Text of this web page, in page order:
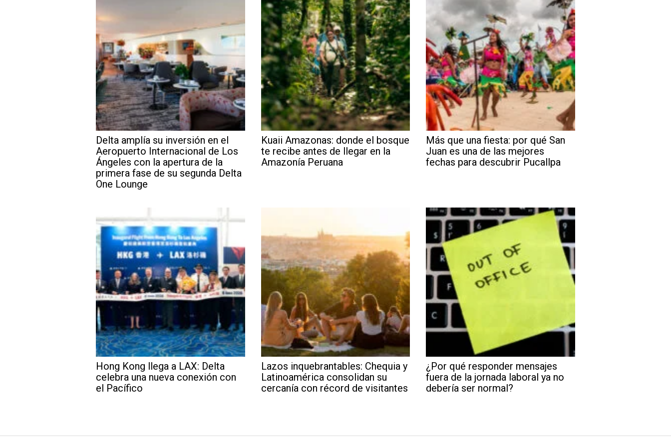
Delta amplía su inversión en el
Aeropuerto Internacional de Los
Ángeles con la apertura de la
primera fase de su segunda Delta
One Lounge
Kuaii Amazonas: donde el bosque
te recibe antes de llegar en la
Amazonía Peruana
Más que una fiesta: por qué San
Juan es una de las mejores
fechas para descubrir Pucallpa
Hong Kong llega a LAX: Delta
celebra una nueva conexión con
el Pacífico
Lazos inquebrantables: Chequia y
Latinoamérica consolidan su
cercanía con récord de visitantes
¿Por qué responder mensajes
fuera de la jornada laboral ya no
debería ser normal?